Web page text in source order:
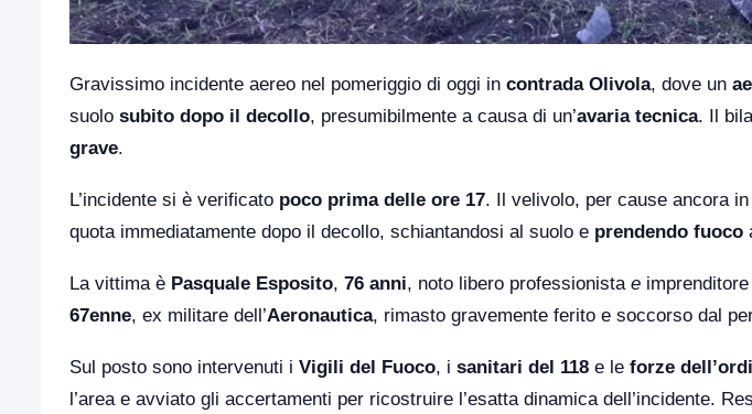
Gravissimo incidente aereo nel pomeriggio di oggi in contrada Olivola, dove un
suolo subito dopo il decollo, presumibilmente a causa di un’avaria tecnica. Il
grave.
L’incidente si è verificato poco prima delle ore 17. Il velivolo, per cause ancora
quota immediatamente dopo il decollo, schiantandosi al suolo e prendendo fuoco
La vittima è Pasquale Esposito, 76 anni, noto libero professionista e
67enne, ex militare dell’Aeronautica, rimasto gravemente ferito e soccorso dal
Sul posto sono intervenuti i Vigili del Fuoco, i sanitari del 118 e le forze
l’area e avviato gli accertamenti per ricostruire l’esatta dinamica dell’incidente.